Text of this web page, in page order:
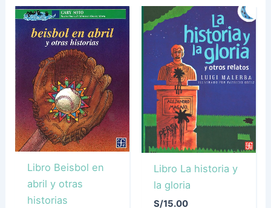
Libro Beisbol en
abril y otras
historias
Libro La historia y
la gloria
S/15.00